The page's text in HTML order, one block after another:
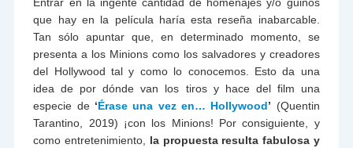
que hay en la película haría esta reseña inabarcable.
Tan sólo apuntar que, en determinado momento, se
presenta a los Minions como los salvadores y creadores
del Hollywood tal y como lo conocemos. Esto da una
idea de por dónde van los tiros y hace del film una
especie de ‘Érase una vez en… Hollywood’ (Quentin
Tarantino, 2019) ¡con los Minions! Por consiguiente, y
como entretenimiento, la propuesta resulta fabulosa y